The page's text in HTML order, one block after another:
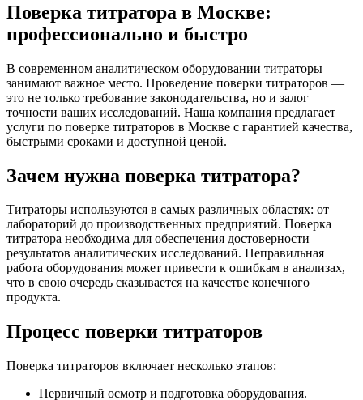
Поверка титратора в Москве:
профессионально и быстро
В современном аналитическом оборудовании титраторы
занимают важное место. Проведение поверки титраторов —
это не только требование законодательства, но и залог
точности ваших исследований. Наша компания предлагает
услуги по поверке титраторов в Москве с гарантией качества,
быстрыми сроками и доступной ценой.
Зачем нужна поверка титратора?
Титраторы используются в самых различных областях: от
лабораторий до производственных предприятий. Поверка
титратора необходима для обеспечения достоверности
результатов аналитических исследований. Неправильная
работа оборудования может привести к ошибкам в анализах,
что в свою очередь сказывается на качестве конечного
продукта.
Процесс поверки титраторов
Поверка титраторов включает несколько этапов:
Первичный осмотр и подготовка оборудования.